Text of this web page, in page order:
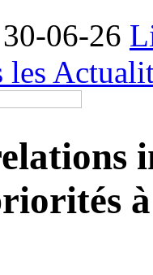
06-26
les